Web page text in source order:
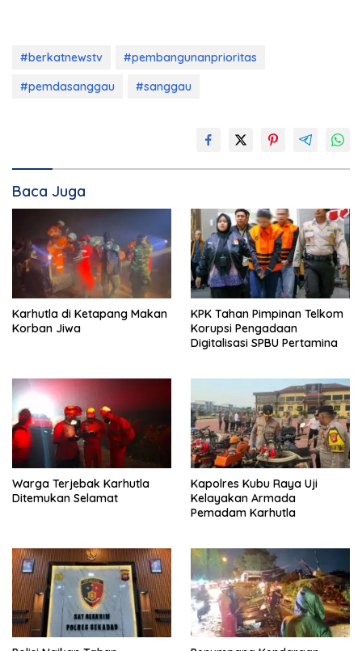
#berkatnewstv
#pembangunanprioritas
#pemdasanggau
#sanggau
Baca Juga
Karhutla di Ketapang Makan
Korban Jiwa
KPK Tahan Pimpinan Telkom
Korupsi Pengadaan
Digitalisasi SPBU Pertamina
Warga Terjebak Karhutla
Ditemukan Selamat
Kapolres Kubu Raya Uji
Kelayakan Armada
Pemadam Karhutla